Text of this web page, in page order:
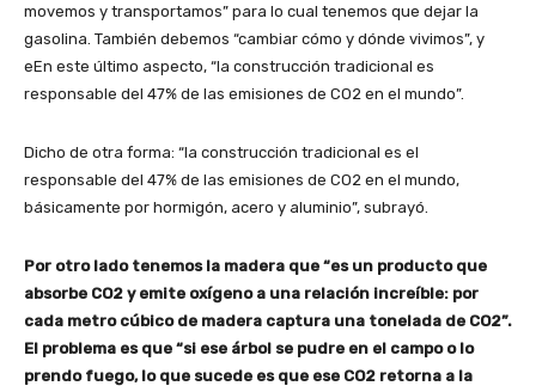
movemos y transportamos” para lo cual tenemos que dejar la
gasolina. También debemos “cambiar cómo y dónde vivimos”, y
eEn este último aspecto, “la construcción tradicional es
responsable del 47% de las emisiones de CO2 en el mundo”.
Dicho de otra forma: “la construcción tradicional es el
responsable del 47% de las emisiones de CO2 en el mundo,
básicamente por hormigón, acero y aluminio”, subrayó.
Por otro lado tenemos la madera que “es un producto que
absorbe CO2 y emite oxígeno a una relación increíble: por
cada metro cúbico de madera captura una tonelada de CO2”.
El problema es que “si ese árbol se pudre en el campo o lo
prendo fuego, lo que sucede es que ese CO2 retorna a la